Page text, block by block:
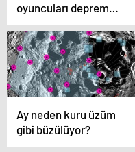
oyuncuları deprem
bölgesinde: ‘Hatay
hepimizin şahsi
meselesi olsun’
Ay neden kuru üzüm
gibi büzülüyor?